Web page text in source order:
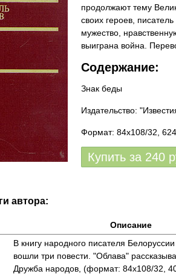
продолжают тему
своих героев,
мужество,
выиграна война.
Содержание:
Знак беды
Издательство:
Формат: 84x108/32, 624
Купить за 240
автора:
Описание
В книгу народного писателя
вошли три повести. "Облава"
Дружба народов, (формат: 84x108/32,